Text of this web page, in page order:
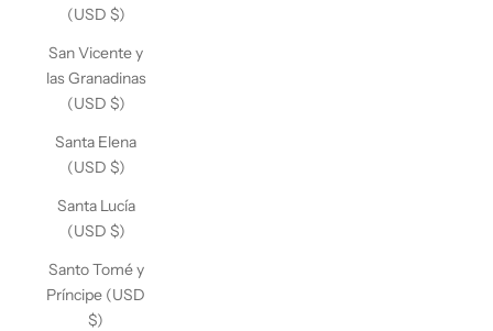
(USD $)
San Vicente y
las Granadinas
(USD $)
Santa Elena
(USD $)
Santa Lucía
(USD $)
Santo Tomé y
Príncipe (USD
$)